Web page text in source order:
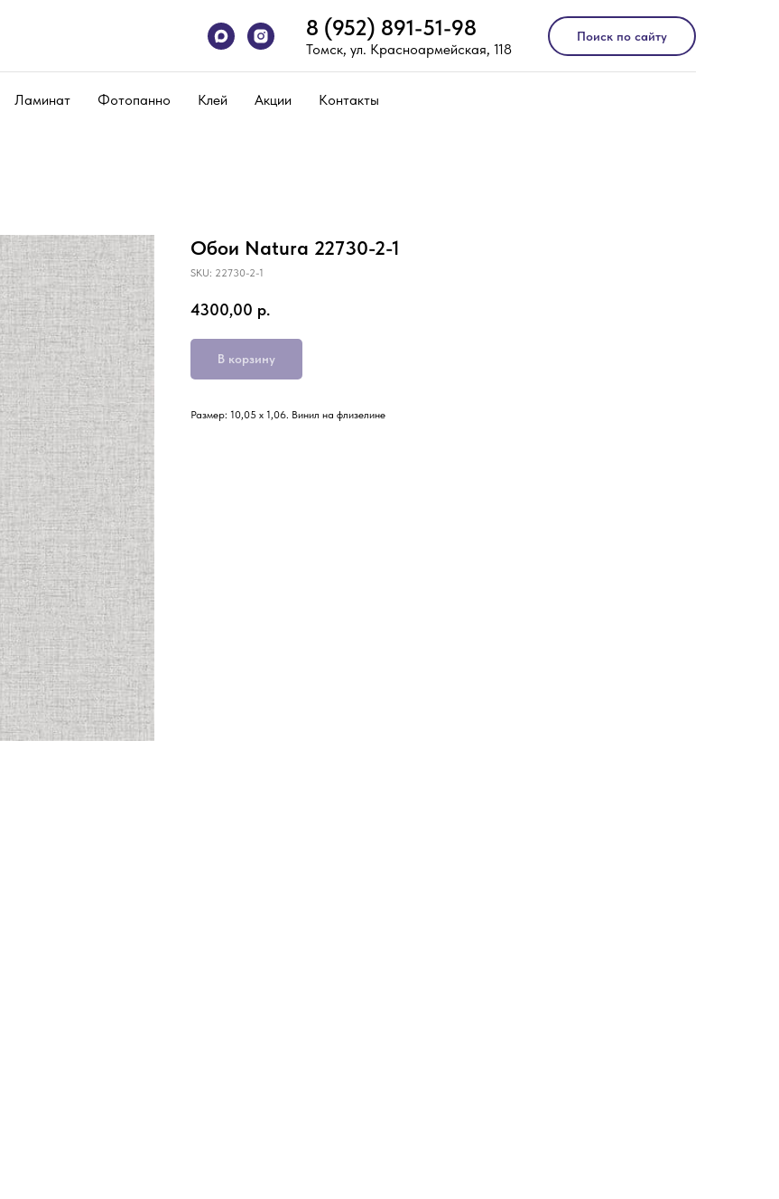
8 (952) 891-51-98
Томск, ул. Красноармейская, 118
Поиск по сайту
Ламинат Фотопанно Клей Акции Контакты
Обои Natura 22730-2-1
SKU: 22730-2-1
4300,00 р.
В корзину
Размер: 10,05 х 1,06. Винил на флизелине